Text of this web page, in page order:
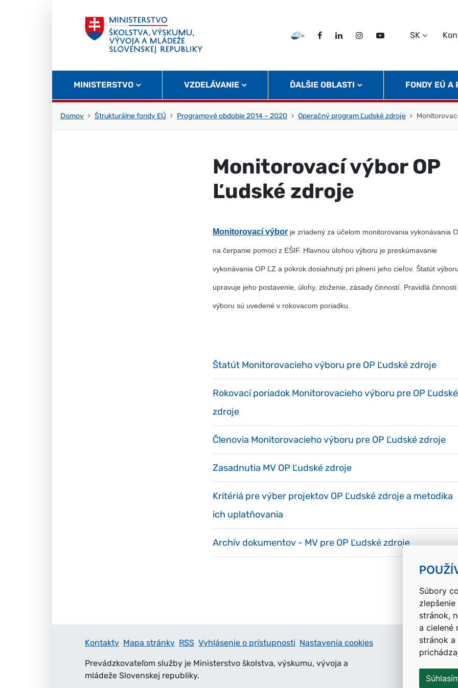
Súbory
stránok,
a cielené
stránok
EDU TVFacebookLinkedInInstagram
Twitter
SK
MINISTERSTVO VZDELÁVANIE ĎALŠIE OBLASTI FONDY EÚ A
Domov Štrukturálne fondy EÚ Programové obdobie 2014 – 2020 Operačný program Ľudské zdroje
Monitorovací výbor OP
Ľudské zdroje
Monitorovací výbor je zriadený za účelom monitorovania vykonávania
na čerpanie pomoci z EŠIF. Hlavnou úlohou výboru je preskúmavanie
vykonávania OP ĽZ a pokrok dosiahnutý pri plnení jeho cieľov. Štatút výboru
upravuje jeho postavenie, úlohy, zloženie, zásady činností. Pravidlá činnosti
výboru sú uvedené v rokovacom poriadku.
Štatút Monitorovacieho výboru pre OP Ľudské zdroje
Rokovací poriadok Monitorovacieho výboru pre OP Ľudské
zdroje
Členovia Monitorovacieho výboru pre OP Ľudské zdroje
Zasadnutia MV OP Ľudské zdroje
Kritériá pre výber projektov OP Ľudské zdroje a metodika
ich uplatňovania
Archív dokumentov - MV pre OP Ľudské zdroje
Kontakty Mapa stránky RSS Vyhlásenie o prístupnosti Nastavenia cookies
Prevádzkovateľom služby je Ministerstvo školstva, výskumu, vývoja a
mládeže Slovenskej republiky.